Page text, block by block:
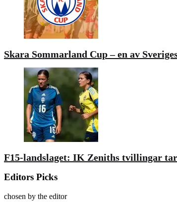
Skara Sommarland Cup – en av
F15-landslaget: IK Zeniths tvillingar
Editors Picks
chosen by the editor